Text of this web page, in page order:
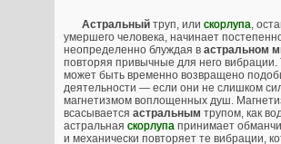
Астральный труп, или скорлупа,
умершего человека, начинает
неопределенно блуждая в астральном
повторяя привычные для него вибрации.
может быть временно возвращено
деятельности — если они не слишком
магнетизмом воплощенных душ.
всасывается астральным трупом, как
астральная скорлупа принимает
и механически повторяет те вибрации,